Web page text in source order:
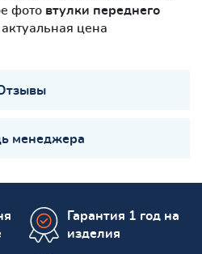
фото втулки переднего
цена
менеджера
Гарантия 1 год на
изделия